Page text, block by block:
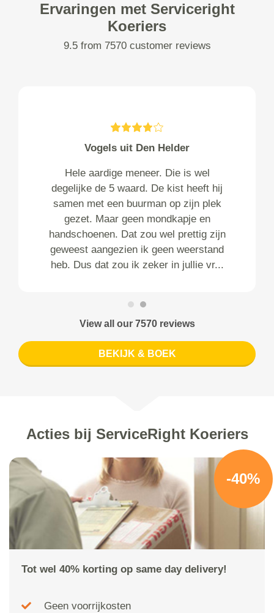
Ervaringen met Serviceright
Koeriers
9.5 from 7570 customer reviews
Vogels uit Den Helder
Hele aardige meneer. Die is wel
degelijke de 5 waard. De kist heeft hij
samen met een buurman op zijn plek
gezet. Maar geen mondkapje en
handschoenen. Dat zou wel prettig zijn
geweest aangezien ik geen weerstand
heb. Dus dat zou ik zeker in jullie vr...
View all our 7570 reviews
BEKIJK & BOEK
Acties bij ServiceRight Koeriers
-40%
Tot wel 40% korting op same day delivery!
Geen voorrijkosten